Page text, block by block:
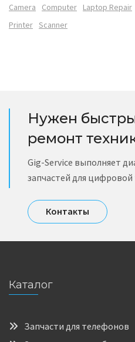
Camera Computer Laptop Repair
Printer Scanner
Нужен
ремонт
Gig-Service выполняет
запчастей для
Контакты
Каталог
Запчасти для телефонов